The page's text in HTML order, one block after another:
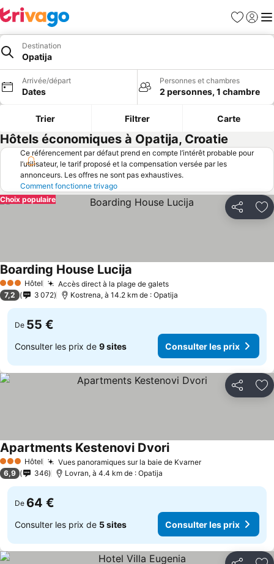
Favoris
Se
Destination
Opatija
Arrivée/départ
Dates
Personnes et chambres
2 personnes, 1 chambre
Trier Filtrer Carte
Hôtels économiques à Opatija, Croatie
Ce référencement par défaut prend en compte l’intérêt probable pour
l’utilisateur, le tarif proposé et la compensation versée par les
annonceurs. Les offres ne sont pas exhaustives.
Comment fonctionne trivago
Partager
Choix populaire
3 ÉtoilesHôtel Accès direct à la plage de galets
Boarding House Lucija
7,2 3 072 Kostrena, à 14.2 km de : Opatija
De 55 €
Consulter les prix de 9 sites Consulter les prix
Partager
3 ÉtoilesHôtel Vues panoramiques sur la baie de Kvarner
Apartments Kestenovi Dvori
6,9 346 Lovran, à 4.4 km de : Opatija
De 64 €
Consulter les prix de 5 sites Consulter les prix